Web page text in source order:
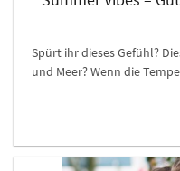
Spürt ihr dieses Gefühl?
und Meer? Wenn die